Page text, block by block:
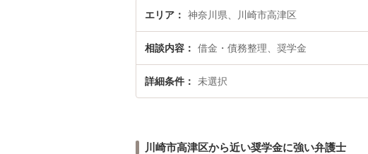
エリア 神奈川県、川崎市高津区
相談内容 借金・債務整理、奨学金
詳細条件 未選択
川崎市高津区から近い奨学金に強い弁護士